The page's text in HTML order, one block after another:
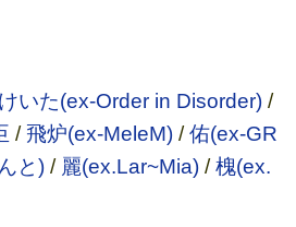
けいた(ex-Order in Disorder)/
/ 飛炉(ex-MeleM)/佑(ex-GR
と)/ 麗(ex.Lar~Mia)/槐(ex.